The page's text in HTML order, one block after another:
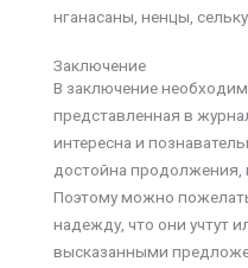
нганасаны, ненцы,
Заключение
В заключение
представленная в
интересна и
достойна продолжения,
Поэтому можно
надежду, что они учтут
высказанными